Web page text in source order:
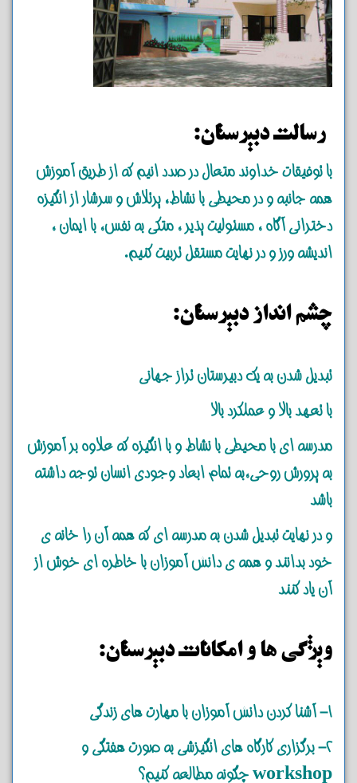
رسالت دبیرستان:
با توفیقات خداوند متعال در صدد انیم که از طریق آموزش
همه جانبه و در محیطی با نشاط، پرتلاش و سرشار از انگیزه
دخترانی آگاه ، مسئولیت پذیر ، متکی به نفس، با ایمان ،
اندیشه ورز و در نهایت مستقل تربیت کنیم.
چشم انداز دبیرستان:
تبدیل شدن به یک دبیرستان تراز جهانی
با تعهد بالا و عملکرد بالا
مدرسه ای با محیطی با نشاط و با انگیزه که علاوه بر آموزش
به پرورش روحی،به تمام ابعاد وجودی انسان توجه داشته
باشد
و در نهایت تبدیل شدن به مدرسه ای که همه آن را خانه ی
خود بدانند و همه ی دانش آموزان با خاطره ای خوش از
آن یاد کنند
ویژگی ها و امکانات دبیرستان:
1- آشنا کردن دانش آموزان با مهارت های زندگی
2- برگزاری کارگاه های انگیزشی به صورت هفتگی و
workshop چگونه مطالعه کنیم؟